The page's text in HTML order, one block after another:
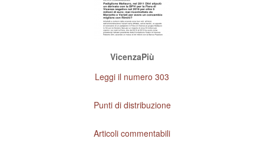
VicenzaPiù
Leggi il numero 303
Punti di distribuzione
Articoli commentabili